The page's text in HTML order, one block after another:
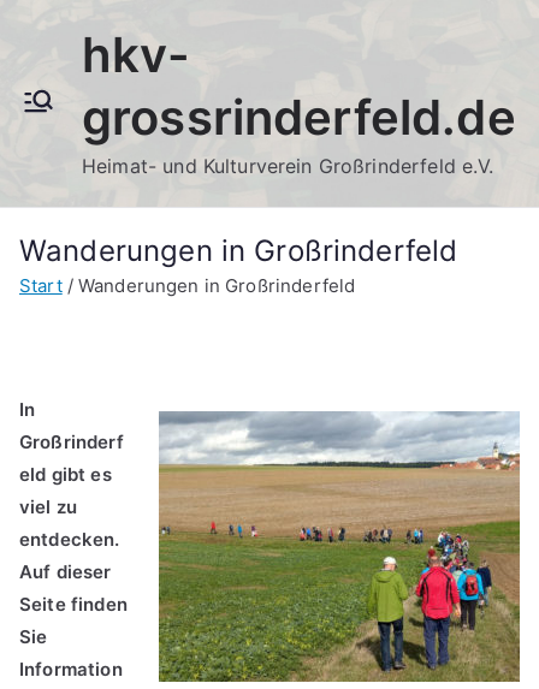
hkv-
grossrinderfeld.de
Heimat- und Kulturverein Großrinderfeld e.V.
Wanderungen in Großrinderfeld
Start Wanderungen in Großrinderfeld
In
Großrinderf
eld gibt es
viel zu
entdecken.
Auf dieser
Seite finden
Sie
Information